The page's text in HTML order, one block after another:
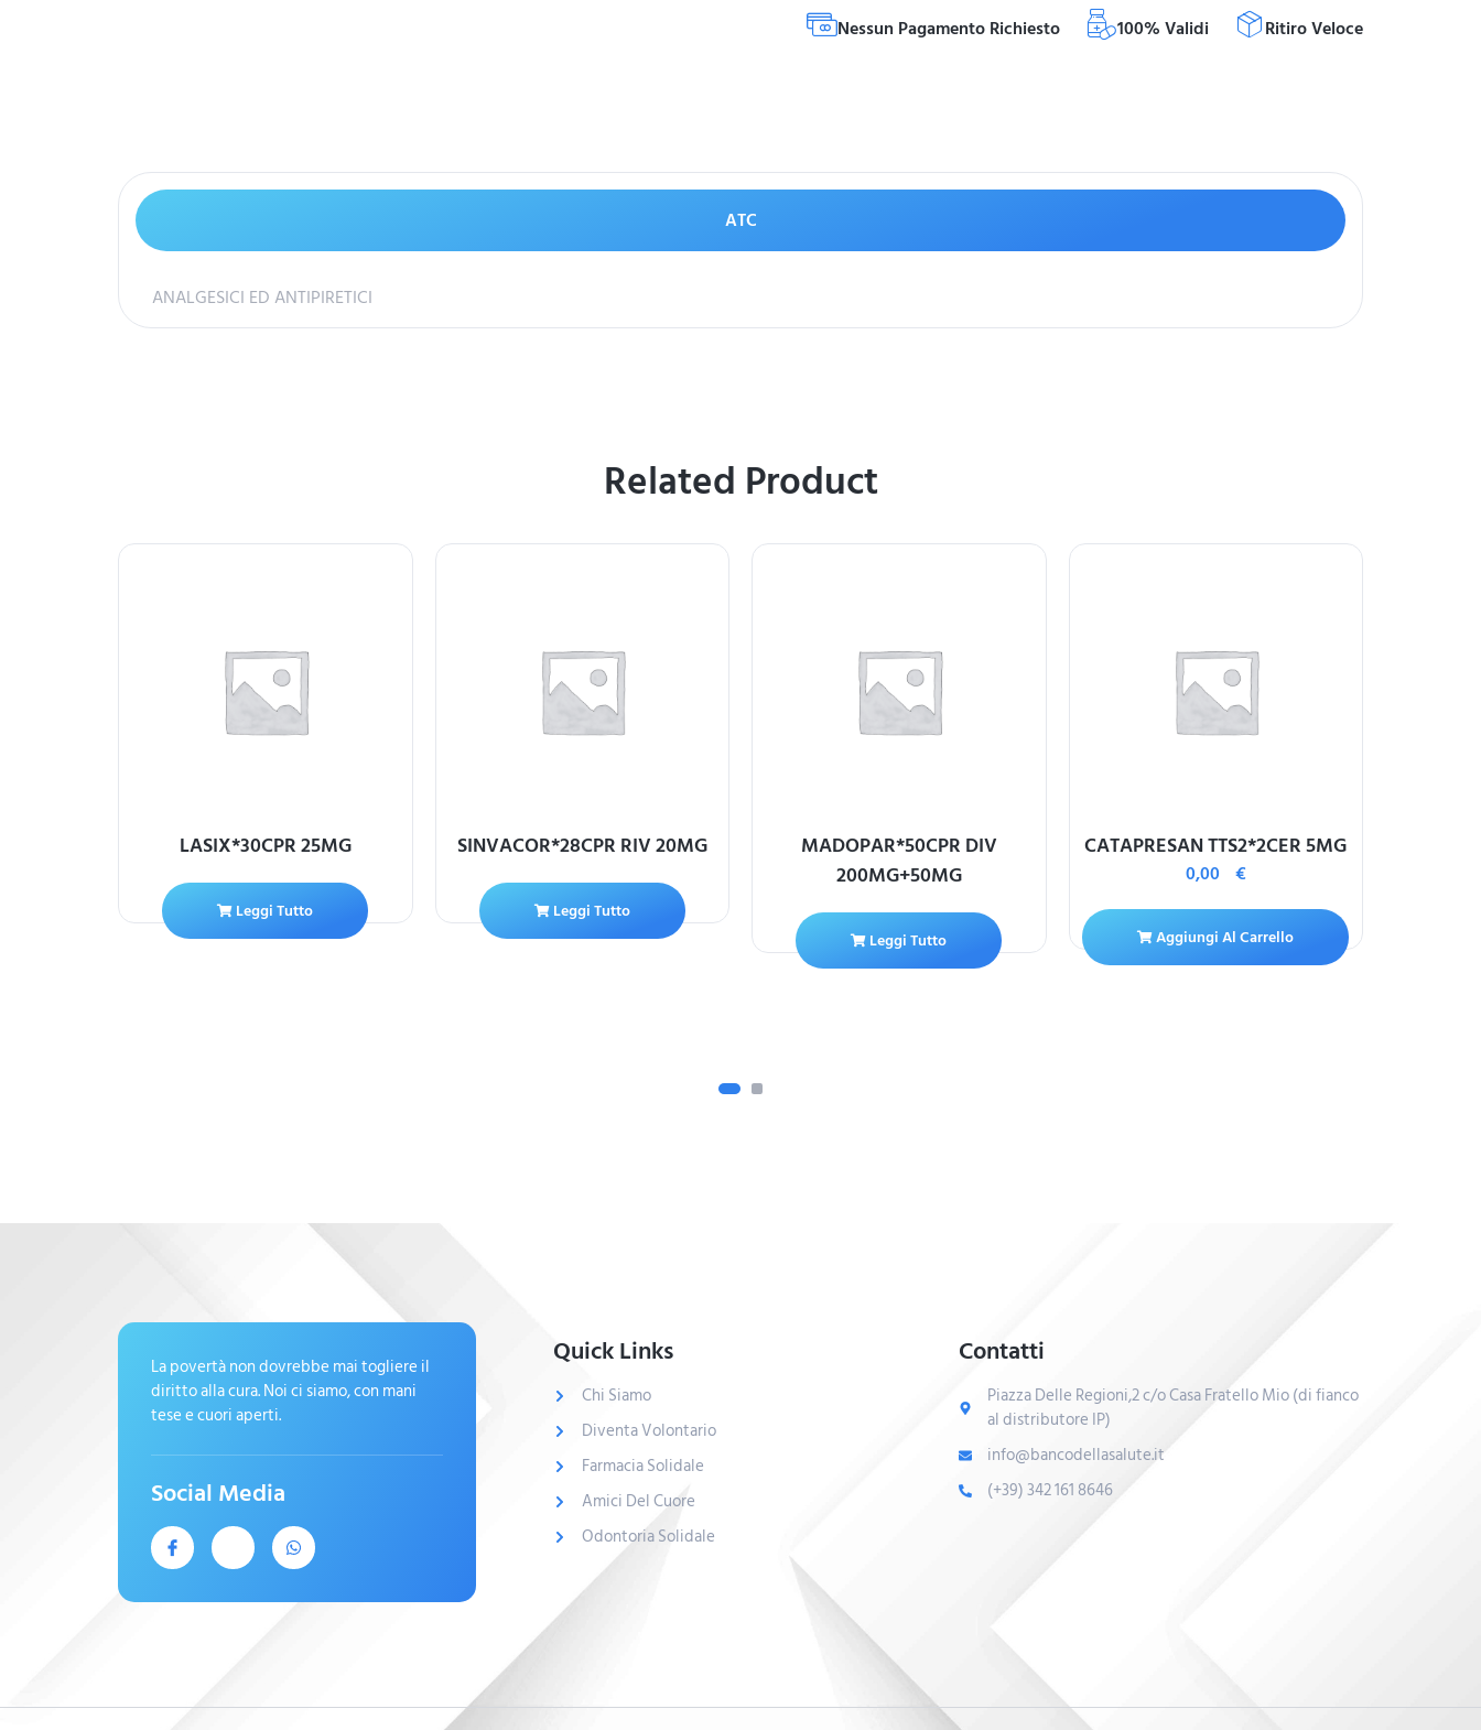
Nessun Pagamento Richiesto 100% Validi Ritiro Veloce
ATC
ANALGESICI ED ANTIPIRETICI
Related Product
LASIX*30CPR 25MG
Leggi Tutto
SINVACOR*28CPR RIV 20MG
Leggi Tutto
MADOPAR*50CPR DIV
200MG+50MG
Leggi Tutto
CATAPRESAN TTS2*2CER 5MG
0,00 €
Aggiungi Al Carrello
La povertà non dovrebbe mai togliere il
diritto alla cura. Noi ci siamo, con mani
tese e cuori aperti.
Social Media
Quick Links
Chi Siamo
Diventa Volontario
Farmacia Solidale
Amici Del Cuore
Odontoria Solidale
Contatti
Piazza Delle Regioni,2 c/o Casa Fratello Mio (di fianco
al distributore IP)
info@bancodellasalute.it
(+39) 342 161 8646